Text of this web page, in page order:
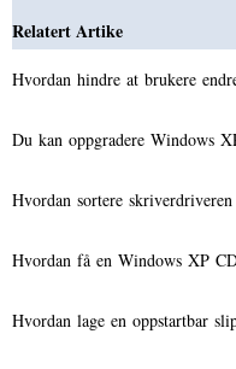
Relatert Artike
Hvordan hindre at brukere
Du kan oppgradere Windows
Hvordan sortere
Hvordan få en Windows XP
Hvordan lage en oppstartbar